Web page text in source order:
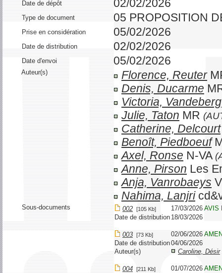
Date de dépôt 02/02/2026
Type de document 05 PROPOSITION
Prise en considération 05/02/2026
Date de distribution 02/02/2026
Date d'envoi 05/02/2026
Auteur(s) Florence, Reuter
Denis, Ducarme
Victoria, Vandeberg
Julie, Taton MR
Catherine, Delcourt
Benoît, Piedboeuf
Axel, Ronse N-VA
Anne, Pirson Les
Anja, Vanrobaeys
Nahima, Lanjri
Sous-documents 002 [105 Kb] 17/03/2026 AVIS
Date de distribution 18/03/2026
003 [73 Kb] 02/06/2026
Date de distribution04/06/2026
Auteur(s)
Caroline, Désir
004 [211 Kb] 01/07/2026